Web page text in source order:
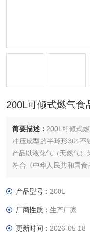
200L可倾式燃气食
简要描述： 200L可倾式
冲压成型的半球形304不
产品以液化气（天然气）
符合《中华人民共和国
产品型号： 200L
厂商性质：生产厂家
更新时间： 2026-05-18